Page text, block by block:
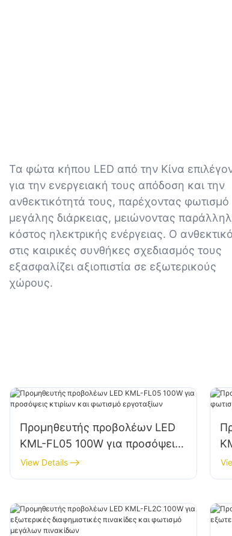
Τα φώτα κήπου LED από την Κίνα
για την ενεργειακή τους απόδοση και την
ανθεκτικότητά τους, παρέχοντας φωτισμό
μεγάλης διάρκειας, μειώνοντας
κόστος ηλεκτρικής ενέργειας. Ο
στις καιρικές συνθήκες σχεδιασμός τους
εξασφαλίζει αξιοπιστία σε εξωτερικούς
χώρους.
Προμηθευτής προβολέων LED
KML-FL05 100W για προσόψεις
κτιρίων και φωτισμό
εργοταξίων
View Details